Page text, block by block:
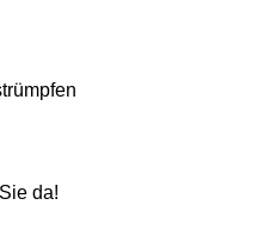
da!